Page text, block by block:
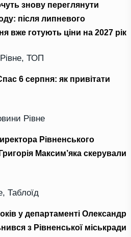
знову переглянути
після липневого
вже готують ціни на 2027 рік
, ТОП
6 серпня: як привітати
Рівне
Рівненського
Максим’яка скерували
, Таблоїд
у департаменті Олександр
з Рівненської міськради